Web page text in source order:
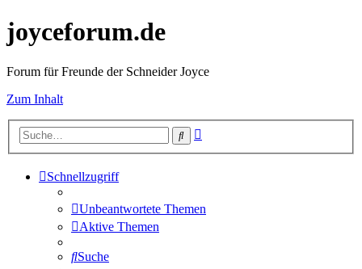
joyceforum.de
Forum für Freunde der Schneider Joyce
Zum Inhalt
Suche
Schnellzugriff
Unbeantwortete Themen
Aktive Themen
Suche